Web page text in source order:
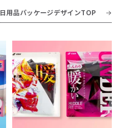
日用品パッケージデザインTOP